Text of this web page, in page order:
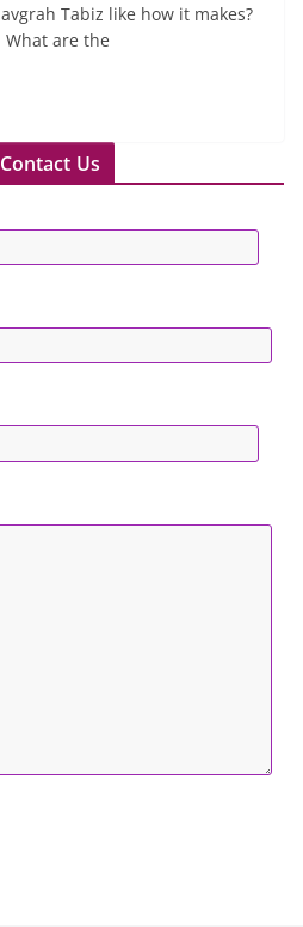
Tabiz like how it makes?
What are the
Us